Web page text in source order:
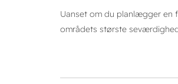
Uanset om du planlægger en
områdets største